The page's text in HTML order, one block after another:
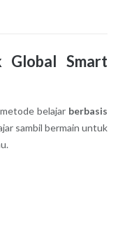
Global Smart
belajar berbasis
sambil bermain untuk